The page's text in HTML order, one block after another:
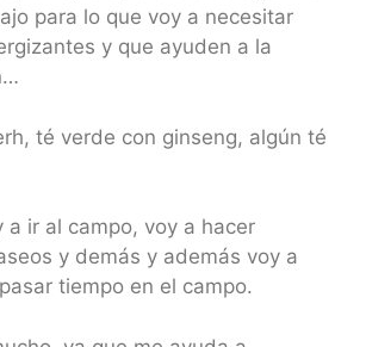
para lo que voy a necesitar
y que ayuden a la
té verde con ginseng, algún té
a ir al campo, voy a hacer
y demás y además voy a
tiempo en el campo.